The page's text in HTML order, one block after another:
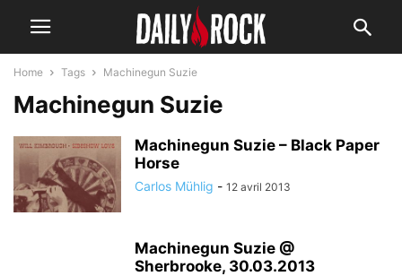
Home Tags Machinegun Suzie
Machinegun Suzie
Machinegun Suzie – Black Paper
Horse
Carlos Mühlig - 12 avril 2013
Machinegun Suzie @
Sherbrooke, 30.03.2013